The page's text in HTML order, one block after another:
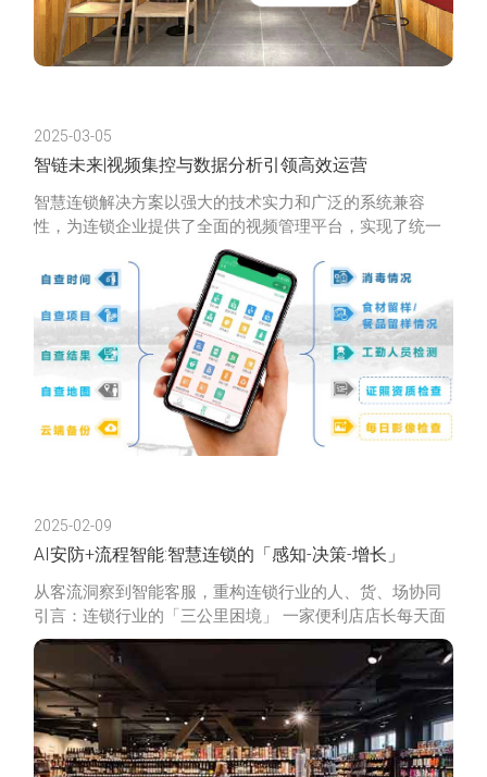
2025-03-05
智链未来|视频集控与数据分析引领高效运营
智慧连锁解决方案以强大的技术实力和广泛的系统兼容
性，为连锁企业提供了全面的视频管理平台，实现了统一
高效的管理。通过远程视频巡店与AI智能巡店，革新了传
统巡店方式，推动
2025-02-09
AI安防+流程智能:智慧连锁的「感知-决策-增长」
从客流洞察到智能客服，重构连锁行业的人、货、场协同
引言：连锁行业的「三公里困境」 一家便利店店长每天面
临三重焦虑： 不知道何时会出现客流高峰导致收银排队，
错失30%潜在